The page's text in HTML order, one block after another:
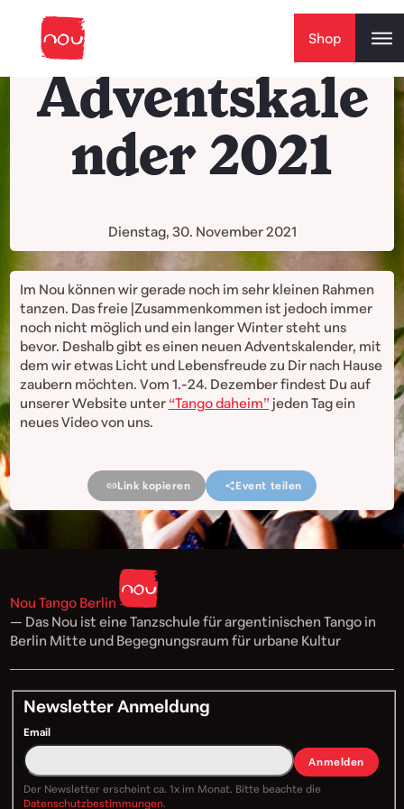
Shop
Adventskale
nder 2021
Dienstag, 30. November 2021
Im Nou können wir gerade noch im sehr kleinen Rahmen
tanzen. Das freie |Zusammenkommen ist jedoch immer
noch nicht möglich und ein langer Winter steht uns
bevor. Deshalb gibt es einen neuen Adventskalender, mit
dem wir etwas Licht und Lebensfreude zu Dir nach Hause
zaubern möchten. Vom 1.-24. Dezember findest Du auf
unserer Website unter “Tango daheim” jeden Tag ein
neues Video von uns.
Link kopieren Event teilen
Nou Tango Berlin
— Das Nou ist eine Tanzschule für argentinischen Tango in
Berlin Mitte und Begegnungsraum für urbane Kultur
Newsletter Anmeldung
Email
Anmelden
Der Newsletter erscheint ca. 1x im Monat. Bitte beachte die
Datenschutzbestimmungen.